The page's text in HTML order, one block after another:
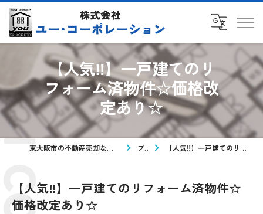
【人気‼】一戸建てのリ
フォーム済物件☆価格改
定あり☆
東大阪市の不動産売却なら株式会社ユー・コーポレーション ブログ 【人気‼】一戸建てのリフォーム済物件☆価格改定あり☆
【人気‼】一戸建てのリフォーム済物件☆
価格改定あり☆